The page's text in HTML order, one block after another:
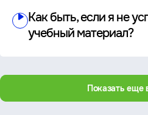
Как быть, если я не
учебный материал?
Показать еще